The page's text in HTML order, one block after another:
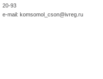
20-93
e-mail: komsomol_cson@ivreg.ru